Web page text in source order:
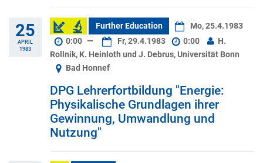
25
APRIL
1983
Further Education
Mo, 25.4.1983
0:00 — Fr, 29.4.1983 0:00
H.
Rollnik, K. Heinloth und J. Debrus, Universität Bonn
Bad Honnef
DPG Lehrerfortbildung "Energie:
Physikalische Grundlagen ihrer
Gewinnung, Umwandlung und
Nutzung"